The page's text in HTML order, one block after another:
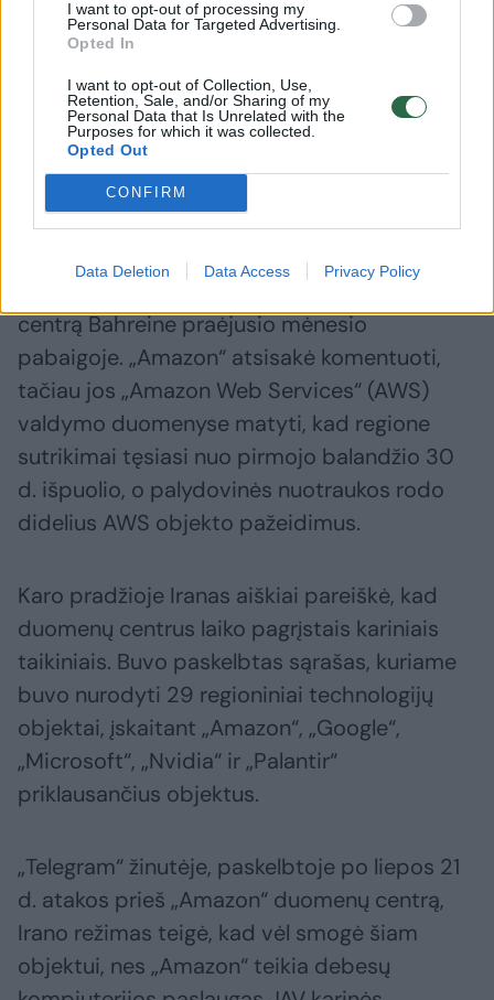
I want to opt-out of processing my
Personal Data for Targeted Advertising.
Opted In
I want to opt-out of Collection, Use,
Retention, Sale, and/or Sharing of my
Personal Data that Is Unrelated with the
Purposes for which it was collected.
Opted Out
CONFIRM
Data Deletion Data Access Privacy Policy
Naujas karo frontas
Iranas ir Jungtinės Valstijos užpuolė
mažiausiai penkis duomenų centrus Persijos
įlankos regione – jau įskaičiuojant ir antrąjį
centrą Bahreine praėjusio mėnesio
pabaigoje. „Amazon“ atsisakė komentuoti,
tačiau jos „Amazon Web Services“ (AWS)
valdymo duomenyse matyti, kad regione
sutrikimai tęsiasi nuo pirmojo balandžio 30
d. išpuolio, o palydovinės nuotraukos rodo
didelius AWS objekto pažeidimus.
Karo pradžioje Iranas aiškiai pareiškė, kad
duomenų centrus laiko pagrįstais kariniais
taikiniais. Buvo paskelbtas sąrašas, kuriame
buvo nurodyti 29 regioniniai technologijų
objektai, įskaitant „Amazon“, „Google“,
„Microsoft“, „Nvidia“ ir „Palantir“
priklausančius objektus.
„Telegram“ žinutėje, paskelbtoje po liepos 21
d. atakos prieš „Amazon“ duomenų centrą,
Irano režimas teigė, kad vėl smogė šiam
objektui, nes „Amazon“ teikia debesų